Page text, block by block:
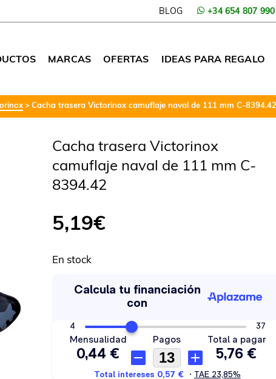
BLOG +34 654 807 990
MARCAS OFERTAS IDEAS PARA REGALO
Cacha trasera Victorinox camuflaje naval de 111 mm C-8394.42
Cacha trasera Victorinox
camuflaje naval de 111 mm C-
8394.42
5,19€
En stock